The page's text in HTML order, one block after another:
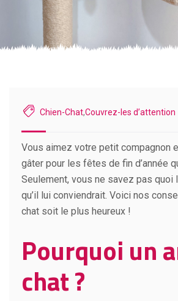
Chien-Chat,Couvrez-les d’attention
Vous aimez votre petit compagnon
gâter pour les fêtes de fin d’année
Seulement, vous ne savez pas quoi
qu’il lui conviendrait. Voici nos
chat soit le plus heureux !
Pourquoi un
chat ?